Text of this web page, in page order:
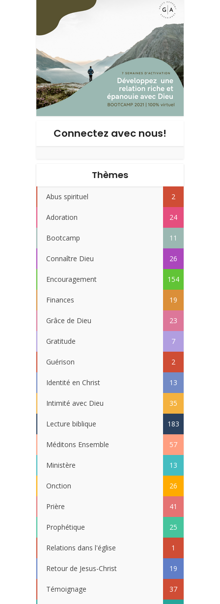
Connectez avec nous!
Thèmes
Abus spirituel 2
Adoration 24
Bootcamp 11
Connaître Dieu 26
Encouragement 154
Finances 19
Grâce de Dieu 23
Gratitude 7
Guérison 2
Identité en Christ 13
Intimité avec Dieu 35
Lecture biblique 183
Méditons Ensemble 57
Ministère 13
Onction 26
Prière 41
Prophétique 25
Relations dans l'église 1
Retour de Jesus-Christ 19
Témoignage 37